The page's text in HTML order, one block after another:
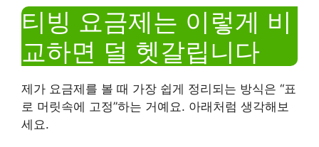
티빙 요금제는 이렇게 비
교하면 덜 헷갈립니다
제가 요금제를 볼 때 가장 쉽게 정리되는 방식은 “표
로 머릿속에 고정”하는 거예요. 아래처럼 생각해보
세요.